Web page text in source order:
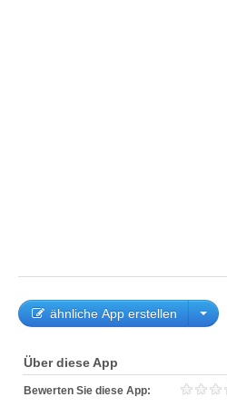
ähnliche App erstellen
Über diese App
Bewerten Sie diese App: